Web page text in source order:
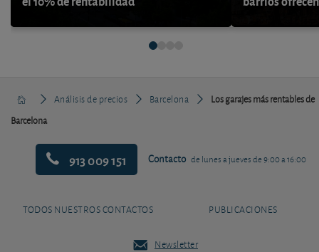
Análisis de precios Barcelona
Los garajes más rentables de
Barcelona
913 009 151 Contacto de lunes a jueves de 9:00 a 16:00
TODOS NUESTROS CONTACTOS PUBLICACIONES
Newsletter